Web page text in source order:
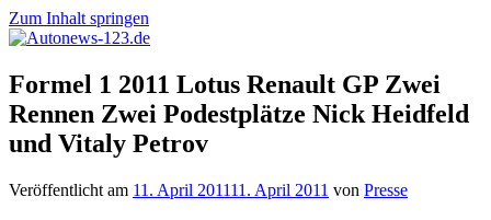
Zum Inhalt springen
Autonews-
123.de
Autonews
mit
Charme
Formel 1 2011 Lotus Renault GP Zwei
Rennen Zwei Podestplätze Nick Heidfeld
und Vitaly Petrov
Veröffentlicht am 11. April 201111. April 2011 von Presse